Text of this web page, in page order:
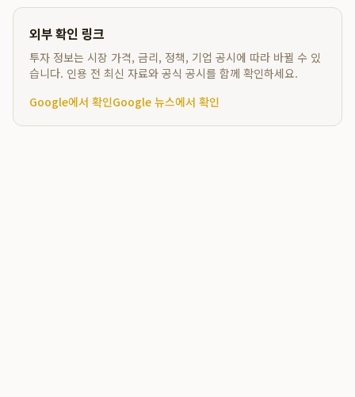
외부 확인 링크
투자 정보는 시장 가격, 금리, 정책, 기업 공시에 따라 바뀔 수 있
습니다. 인용 전 최신 자료와 공식 공시를 함께 확인하세요.
Google에서 확인Google 뉴스에서 확인